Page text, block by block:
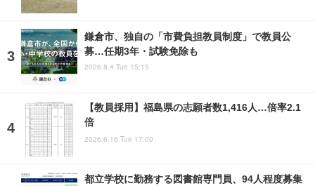
鎌倉市、独自の「市費負担教員制度」で教員公
募…任期3年・試験免除も
2026.8.4 Tue 15:15
【教員採用】福島県の志願者数1,416人…倍率2.1
倍
2026.6.16 Tue 17:00
都立学校に勤務する図書館専門員、94人程度募集